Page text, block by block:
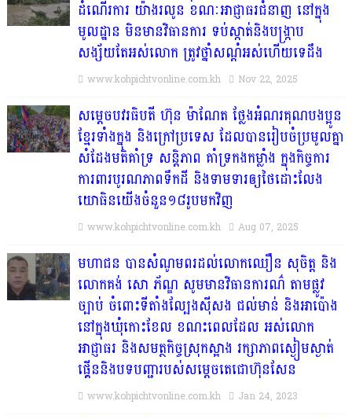
ដំណើរការ យ៉ាងរលូន ខណៈអាជ្ញាធរជំនាញ នៅក្នុង
មូលដ្ឋាន មិនមានវិធានការ ទប់ស្កាត់និងបង្ក្រាប
សង្ស័យតែអស់លោក ត្រូវថ្នាំសណ្ដំអស់ហើយទេដឹង
www.kohpichtvonline.com.kh Nov 22, 2025
សម្តេចបវរធិបតី ហ៊ុន ម៉ាណែត ថ្លែងអំណរគុណបងប្អូន
ខ្មែរទាំងក្នុង និងក្រៅប្រទេស ដែលបានរៀបចំប្រមូលគ្នា
សំដែងមតិគាំទ្រ សន្តិភាព គាំទ្រកងកម្លាំង ក្នុងកិច្ចការ
ការពារបូរណភាពទឹកដី និងទាមទារឲ្យថៃដោះលែង
យោធិនយើងចំនួន១៨រូបមកវិញ
www.kohpichtvonline.com.kh Aug 07, 2025
មហាជន បានសំណូមពរដល់លោកឈឿន សុចិត្ត និង
លោកគង់ សោ ភ័ណ្ឌ សូមមានវិធានការណ៌ តាមផ្លូវ
ច្បាប់ ចំពោះទីតាំងល្បែងស៊ីសង ជល់មាន់ និងអាប៉ោង
នៅក្នុងឃុំកោះខែល ខណះពេលដែល អស់លោក
អាជ្ញាធរ និងសមត្ថកិច្ចស្រុកស្អាង រក្សាភាពស្ងៀមស្ងាត់
ផ្គើននិងបទបញ្ជារបស់សម្តេចតេជោហ៊ុនសែន
www.kohpichtvonline.com.kh Jan 24, 2023